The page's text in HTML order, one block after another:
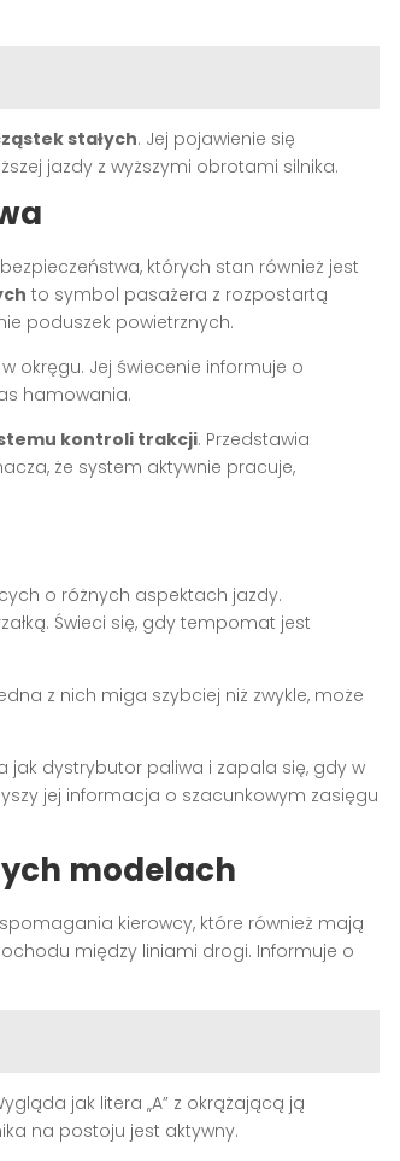
stałych. Jej pojawienie się
jazdy z wyższymi obrotami silnika.
których stan również jest
to symbol pasażera z rozpostartą
poduszek powietrznych.
w okręgu. Jej świecenie informuje o
hamowania.
kontroli trakcji. Przedstawia
że system aktywnie pracuje,
o różnych aspektach jazdy.
Świeci się, gdy tempomat jest
z nich miga szybciej niż zwykle, może
jak dystrybutor paliwa i zapala się, gdy w
jej informacja o szacunkowym zasięgu
modelach
kierowcy, które również mają
między liniami drogi. Informuje o
jak litera „A” z okrążającą ją
na postoju jest aktywny.